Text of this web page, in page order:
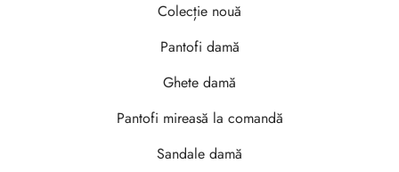
Colecție nouă
Pantofi damă
Ghete damă
Pantofi mireasă la comandă
Sandale damă